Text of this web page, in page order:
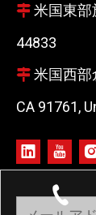
 米国東部
44833
 米国西部
CA 91761,